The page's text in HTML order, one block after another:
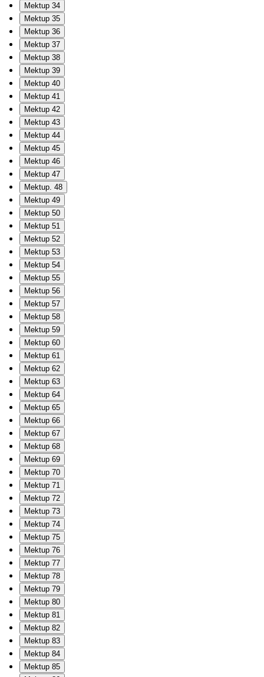
Mektup 34
Mektup 35
Mektup 36
Mektup 37
Mektup 38
Mektup 39
Mektup 40
Mektup 41
Mektup 42
Mektup 43
Mektup 44
Mektup 45
Mektup 46
Mektup 47
Mektup. 48
Mektup 49
Mektup 50
Mektup 51
Mektup 52
Mektup 53
Mektup 54
Mektup 55
Mektup 56
Mektup 57
Mektup 58
Mektup 59
Mektup 60
Mektup 61
Mektup 62
Mektup 63
Mektup 64
Mektup 65
Mektup 66
Mektup 67
Mektup 68
Mektup 69
Mektup 70
Mektup 71
Mektup 72
Mektup 73
Mektup 74
Mektup 75
Mektup 76
Mektup 77
Mektup 78
Mektup 79
Mektup 80
Mektup 81
Mektup 82
Mektup 83
Mektup 84
Mektup 85